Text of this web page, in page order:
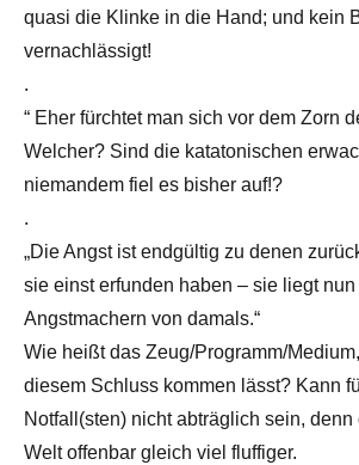
quasi die Klinke in die Hand; und kein
vernachlässigt!
.
“ Eher fürchtet man sich vor dem Zorn
Welcher? Sind die katatonischen
niemandem fiel es bisher auf!?
.
„Die Angst ist endgültig zu denen
sie einst erfunden haben – sie liegt
Angstmachern von damals.“
Wie heißt das Zeug/Programm/
diesem Schluss kommen lässt? Kann
Notfall(sten) nicht abträglich sein,
Welt offenbar gleich viel fluffiger.